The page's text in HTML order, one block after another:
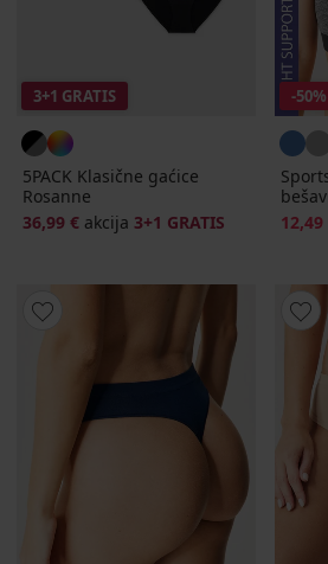
3+1 GRATIS
5PACK Klasične gaćice
Rosanne
36,99 € akcija 3+1 GRATIS
-50%
12,49